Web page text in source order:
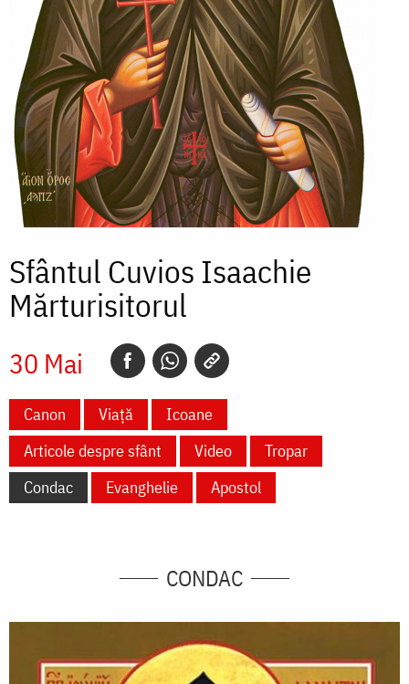
Sfântul Cuvios Isaachie
Mărturisitorul
30 Mai
Canon Viață
Icoane
Articole despre sfânt
Video
Tropar
Condac
Evanghelie Apostol
CONDAC